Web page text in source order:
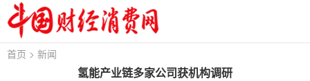
首页 > 新闻
氢能产业链多家公司获机构调研